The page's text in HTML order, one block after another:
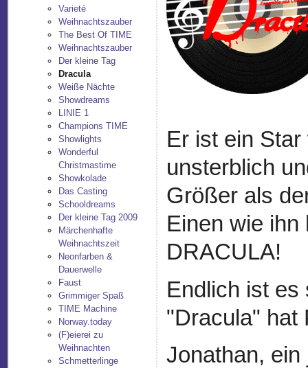
Varieté
Weihnachtszauber
The Best Of TIME
Weihnachtszauber
Der kleine Tag
Dracula
Weiße Nächte
Showdreams
LINIE 1
Champions TIME
Showlights
Wonderful
Christmastime
Showkolade
Das Casting
Schooldreams
Der kleine Tag 2009
Märchenhafte
Weihnachtszeit
Neonfarben &
Dauerwelle
Faust
Grimmiger Spaß
TIME Machine
Norway.today
(F)eierei zu
Weihnachten
Schmetterlinge
Er ist ein
unsterblich
Größer als
Einen wie ihn
DRACULA!
Endlich ist es
"Dracula" hat
Jonathan,